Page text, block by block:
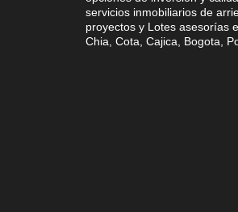
servicios inmobiliarios de
proyectos y Lotes asesorías
Chia, Cota, Cajica, Bogota,